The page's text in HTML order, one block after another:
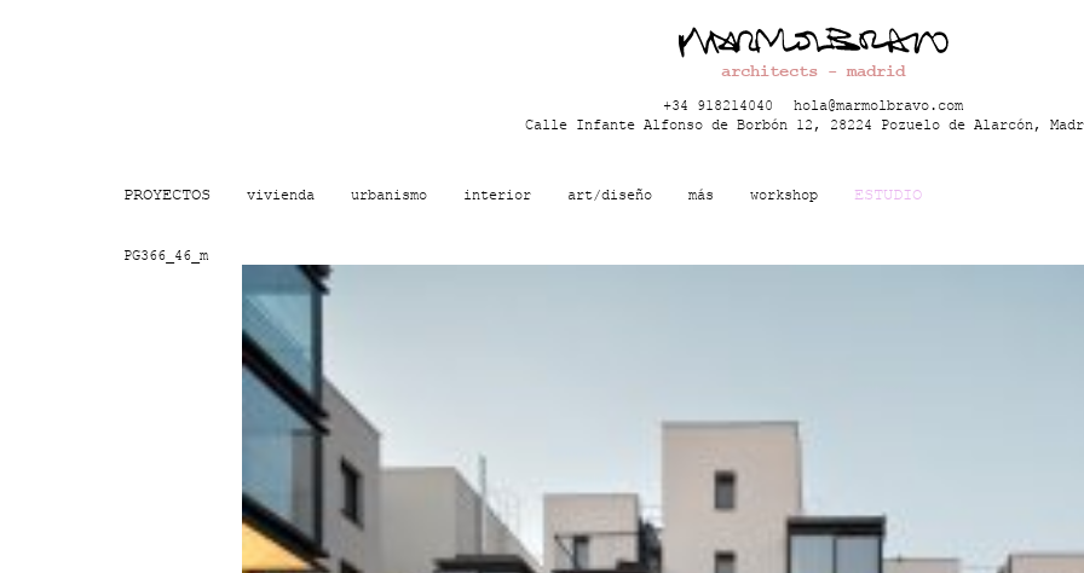
architects - madrid
+34 918214040
hola@marmolbravo.com
Calle Infante Alfonso de Borbón 12, 28224 Pozuelo de Alarcón,
PROYECTOS vivienda urbanismo interior art/diseño más workshop ESTUDIO
PG366_46_m